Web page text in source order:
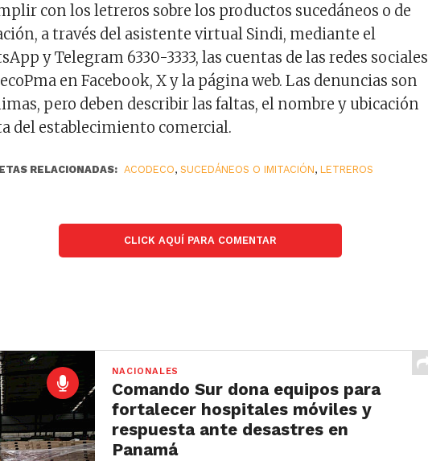
con los letreros sobre los productos sucedáneos o de
a través del asistente virtual Sindi, mediante el
y Telegram 6330-3333, las cuentas de las redes sociales
en Facebook, X y la página web. Las denuncias son
pero deben describir las faltas, el nombre y ubicación
del establecimiento comercial.
RELACIONADAS: ACODECO,SUCEDÁNEOS O IMITACIÓN,LETREROS
CLICK AQUÍ PARA COMENTAR
NACIONALES
Comando Sur dona equipos para
fortalecer hospitales móviles y
respuesta ante desastres en
Panamá